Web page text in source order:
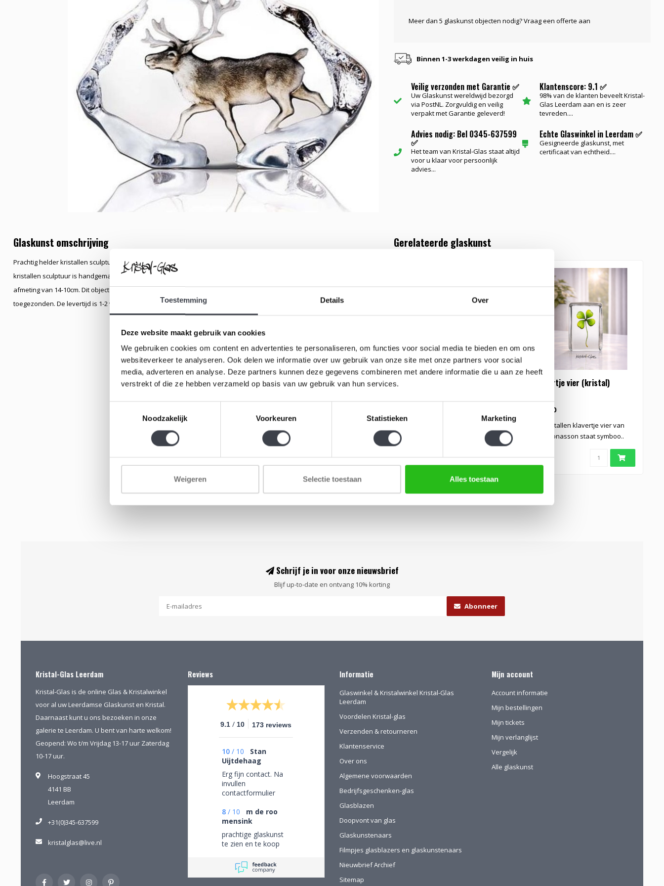
Toestemming Details Over
Deze website maakt gebruik van cookies
We gebruiken cookies om content en advertenties te personaliseren, om functies voor social media te bieden en om ons
websiteverkeer te analyseren. Ook delen we informatie over uw gebruik van onze site met onze partners voor social
media, adverteren en analyse. Deze partners kunnen deze gegevens combineren met andere informatie die u aan ze heeft
verstrekt of die ze hebben verzameld op basis van uw gebruik van hun services.
Noodzakelijk
Voorkeuren Statistieken Marketing
Weigeren Selectie toestaan Alles toestaan
Meer dan 5 glaskunst objecten nodig? Vraag een offerte aan
Binnen 1-3 werkdagen veilig in huis
Veilig verzonden met Garantie ✅
Uw Glaskunst wereldwijd bezorgd
via PostNL. Zorgvuldig en veilig
verpakt met Garantie geleverd!
Klantenscore: 9.1 ✅
98% van de klanten beveelt Kristal-
Glas Leerdam aan en is zeer
tevreden....
Advies nodig: Bel 0345-637599
✅
Het team van Kristal-Glas staat altijd
voor u klaar voor persoonlijk
advies...
Echte Glaswinkel in Leerdam ✅
Gesigneerde glaskunst, met
certificaat van echtheid....
Glaskunst omschrijving
Prachtig helder kristallen sculptuur naar ontwerp van de beroemde Zweedse glaskunstenaar Mats Jonasson. De
kristallen sculptuur is handgemaakt waarin prachtig gedetailleerd een rendier zichtbaar is. De sculptuur heeft een
afmeting van 14-10cm. Dit object maakt deel uit van onze online collectie en wordt rechtstreeks vanuit ons magazijn u
toegezonden. De levertijd is 1-2 weken.
Gerelateerde glaskunst
ontwerp van Mats Jonasson..
Klavertje vier (kristal)
€99,00
Dit kristallen klavertje vier van
Mats Jonasson staat symboo..
Schrijf je in voor onze nieuwsbrief
Blijf up-to-date en ontvang 10% korting
Abonneer
Kristal-Glas Leerdam
Kristal-Glas is de online Glas & Kristalwinkel
voor al uw Leerdamse Glaskunst en Kristal.
Daarnaast kunt u ons bezoeken in onze
galerie te Leerdam. U bent van harte welkom!
Geopend: Wo t/m Vrijdag 13-17 uur Zaterdag
10-17 uur.
Hoogstraat 45
4141 BB
Leerdam
+31(0)345-637599
kristalglas@live.nl
Reviews
9.1 / 10 173 reviews
10 / 10
Stan
Uijtdehaag
Erg fijn contact. Na
invullen
contactformulier
persoonlijke wensen
besproken. Afspraak
gemaakt om in de
winkel de objecten te
bekijken en de
(uitgebreid graveren)
vorm te geven.
8 / 10
m de roo
mensink
prachtige glaskunst
te zien en te koop
Informatie
Glaswinkel & Kristalwinkel Kristal-Glas
Leerdam
Voordelen Kristal-glas
Verzenden & retourneren
Klantenservice
Over ons
Algemene voorwaarden
Bedrijfsgeschenken-glas
Glasblazen
Doopvont van glas
Glaskunstenaars
Filmpjes glasblazers en glaskunstenaars
Nieuwbrief Archief
Sitemap
Mijn account
Account informatie
Mijn bestellingen
Mijn tickets
Mijn verlanglijst
Vergelijk
Alle glaskunst